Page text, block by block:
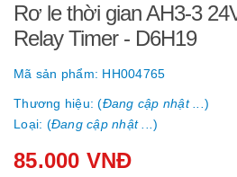
Rơ le thời gian AH3-3
Relay Timer - D6H19
Mã sản phẩm: HH004765
Thương hiệu: (Đang cập nhật ... )
Loại: (Đang cập nhật ... )
85.000 VNĐ